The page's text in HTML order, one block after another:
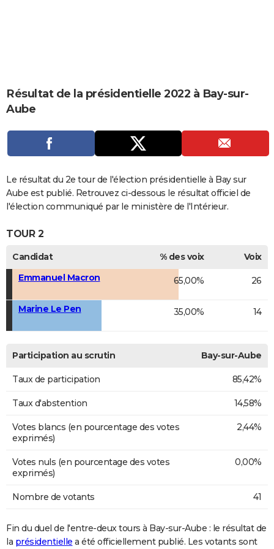
CARTE DE VOEUX
Carte de Noël
Carte Bonne année
Carte Saint-Valentin
Carte Pâques
Carte d'anniversaire
DICTIONNAIRE
Dictionnaire
Biographies
Expressions
Proverbes
PROGRAMME TV
S'inscrire
Se connecter
Lycées
Collèges
Primaires
Universités
Entreprises
Service militaire
Avis de recherche
AVIS DE DÉCÈS
Bricolage
Lifestyle
Culture
Sport
Auto
Television
Voyage
Cinema
Résultat de la présidentielle 2022 à Bay-sur-
Aube
Le résultat du 2e tour de l'élection présidentielle à Bay sur
Aube est publié. Retrouvez ci-dessous le résultat officiel de
l'élection communiqué par le ministère de l'Intérieur.
TOUR 2
Candidat % des voix
Voix
Emmanuel Macron
65,00% 26
Marine Le Pen 35,00% 14
Participation au scrutin Bay-sur-Aube
Taux de participation 85,42%
Taux d'abstention 14,58%
Votes blancs (en pourcentage des votes
exprimés)
2,44%
Votes nuls (en pourcentage des votes
exprimés)
0,00%
Nombre de votants 41
Fin du duel de l'entre-deux tours à Bay-sur-Aube : le résultat de
la présidentielle a été officiellement publié. Les votants sont